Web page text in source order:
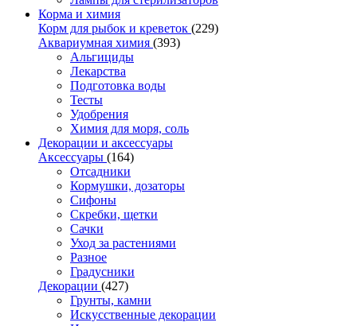
Корма и химия
Корм для рыбок и креветок (229)
Аквариумная химия (393)
Альгициды
Лекарства
Подготовка воды
Тесты
Удобрения
Химия для моря, соль
Декорации и аксессуары
Аксессуары (164)
Отсадники
Кормушки, дозаторы
Сифоны
Скребки, щетки
Сачки
Уход за растениями
Разное
Градусники
Декорации (427)
Грунты, камни
Искусственные декорации